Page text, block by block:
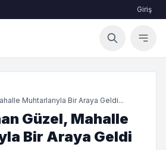
Giriş
Muhtarlarıyla Bir Araya Geldi...
Güzel, Mahalle
Bir Araya Geldi